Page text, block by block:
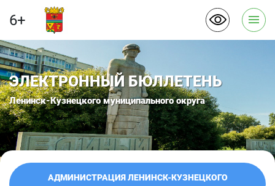
6+
ЭЛЕКТРОННЫЙ БЮЛЛЕТЕНЬ
Ленинск-Кузнецкого муниципального округа
АДМИНИСТРАЦИЯ ЛЕНИНСК-КУЗНЕЦКОГО